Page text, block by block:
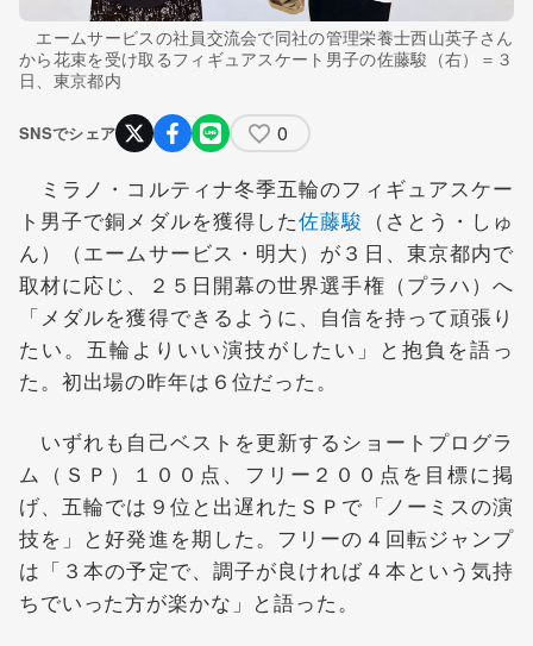
エームサービスの社員交流会で同社の管理栄養士西山英子さん
から花束を受け取るフィギュアスケート男子の佐藤駿（右）＝３
日、東京都内
SNSでシェア 0
ミラノ・コルティナ冬季五輪のフィギュアスケー
ト男子で銅メダルを獲得した佐藤駿 （さとう・しゅ
ん）（エームサービス・明大）が３日、東京都内で
取材に応じ、２５日開幕の世界選手権（プラハ）へ
「メダルを獲得できるように、自信を持って頑張り
たい。五輪よりいい演技がしたい」と抱負を語っ
た。初出場の昨年は６位だった。
いずれも自己ベストを更新するショートプログラ
ム（ＳＰ）１００点、フリー２００点を目標に掲
げ、五輪では９位と出遅れたＳＰで「ノーミスの演
技を」と好発進を期した。フリーの４回転ジャンプ
は「３本の予定で、調子が良ければ４本という気持
ちでいった方が楽かな」と語った。